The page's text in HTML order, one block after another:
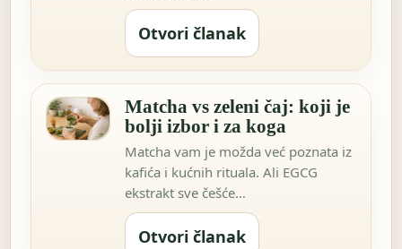
Otvori članak
Matcha vs zeleni čaj: koji je
bolji izbor i za koga
Matcha vam je možda već poznata iz
kafića i kućnih rituala. Ali EGCG
ekstrakt sve češće…
Otvori članak